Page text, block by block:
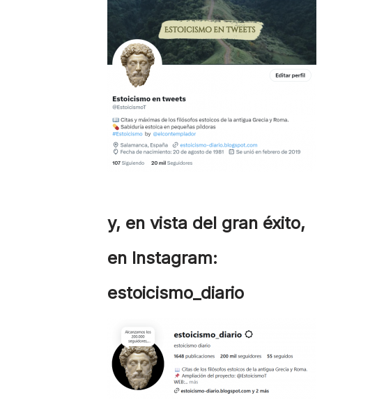
y, en vista del gran éxito,
en Instagram:
estoicismo_diario